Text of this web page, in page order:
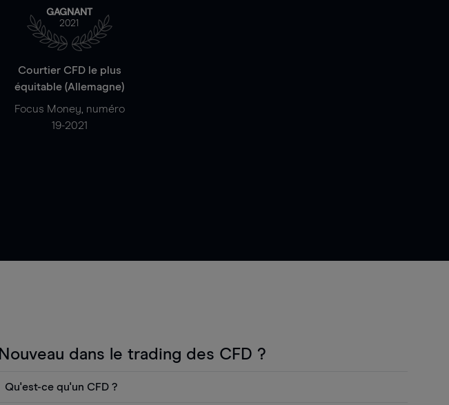
GAGNANT
2021
Courtier CFD le plus
équitable (Allemagne)
Focus Money, numéro
19-2021
Nouveau dans le trading des CFD ?
Qu'est-ce qu'un CFD ?